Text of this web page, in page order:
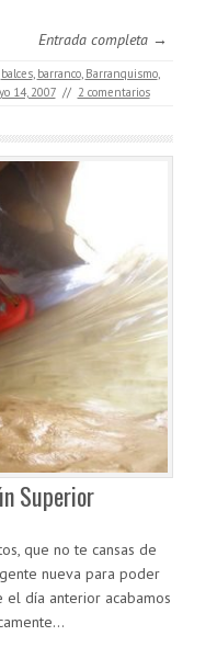
Entrada completa →
balces, barranco, Barranquismo,
14, 2007 // 2 comentarios
Superior
que no te cansas de
nueva para poder
el día anterior acabamos